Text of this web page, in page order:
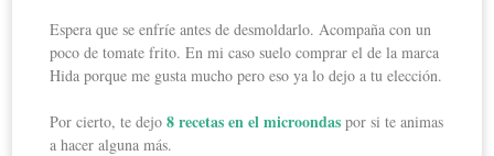
Espera que se enfríe antes de desmoldarlo. Acompaña con un
poco de tomate frito. En mi caso suelo comprar el de la marca
Hida porque me gusta mucho pero eso ya lo dejo a tu elección.
Por cierto, te dejo8 recetas en el microondas por si te animas
a hacer alguna más.